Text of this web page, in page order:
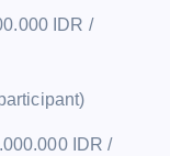
IDR /
IDR /